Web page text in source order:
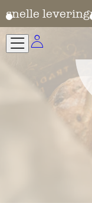
snelle levering